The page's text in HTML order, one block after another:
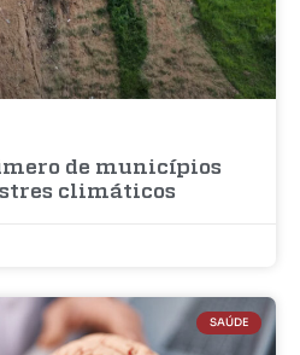
de municípios
climáticos
SAÚDE